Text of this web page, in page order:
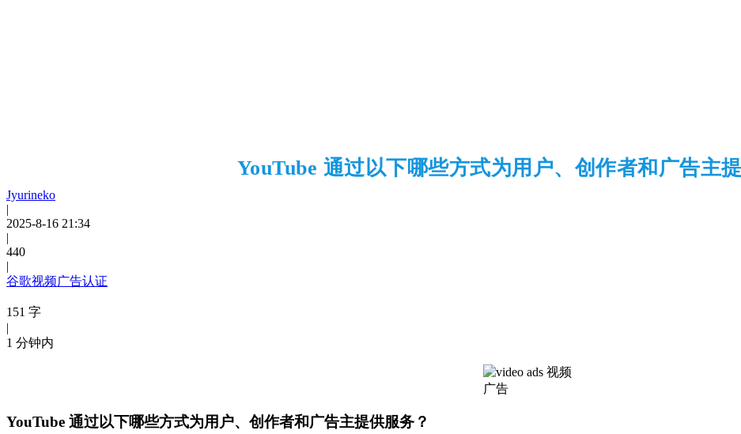
YouTube 通过以下哪些方式为用户、创作者和广告主
Jyurineko
|
2025-8-16 21:34
|
440
|
谷歌视频广告认证
151 字
|
1 分钟内
YouTube 通过以下哪些方式为用户、创作者和广告主提供服务？